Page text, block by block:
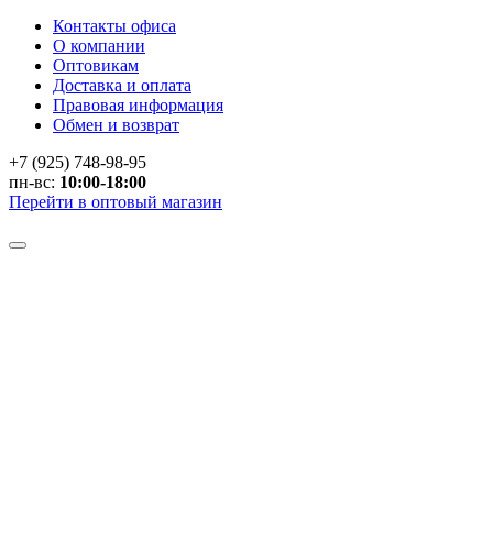
Контакты офиса
О компании
Оптовикам
Доставка и оплата
Правовая информация
Обмен и возврат
+7 (925) 748-98-95
пн-вс: 10:00-18:00
Перейти в оптовый магазин